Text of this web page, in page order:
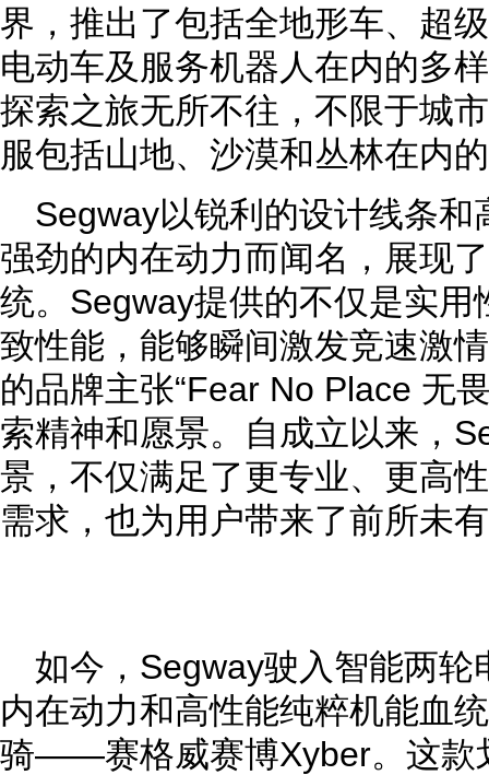
界，推出了包括全地形车、超
电动车及服务机器人在内的多
探索之旅无所不往，不限于城
服包括山地、沙漠和丛林在内
Segway以锐利的设计线条
强劲的内在动力而闻名，展现
统。Segway提供的不仅是实
致性能，能够瞬间激发竞速激
的品牌主张“Fear No Place 无
索精神和愿景。自成立以来，
景，不仅满足了更专业、更高
需求，也为用户带来了前所未
如今，Segway驶入智能两
内在动力和高性能纯粹机能血
骑——赛格威赛博Xyber。这款